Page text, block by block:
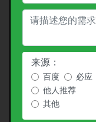
来源：
百度 必应
他人推荐
其他